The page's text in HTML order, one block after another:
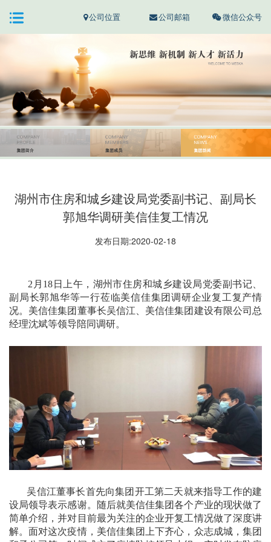
公司位置 公司邮箱 微信公众号
湖州市住房和城乡建设局党委副书记、副局长
郭旭华调研美信佳复工情况
发布日期:2020-02-18
2月18日上午，湖州市住房和城乡建设局党委副书记、
副局长郭旭华等一行莅临美信佳集团调研企业复工复产情
况。美信佳集团董事长吴信江、美信佳集团建设有限公司总
经理沈斌等领导陪同调研。
吴信江董事长首先向集团开工第二天就来指导工作的建
设局领导表示感谢。随后就美信佳集团各个产业的现状做了
简单介绍，并对目前最为关注的企业开复工情况做了深度讲
解。面对这次疫情，美信佳集团上下齐心，众志成城，集团